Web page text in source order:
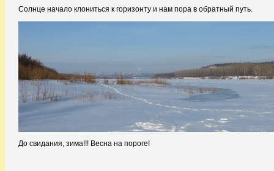
Солнце начало клониться к горизонту и нам пора в обратный путь.
До свидания, зима!!! Весна на пороге!